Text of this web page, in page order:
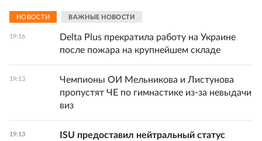
НОВОСТИ ВАЖНЫЕ НОВОСТИ
19:16
Delta Plus прекратила работу на Украине
после пожара на крупнейшем складе
19:13
Чемпионы ОИ Мельникова и Листунова
пропустят ЧЕ по гимнастике из-за невыдачи
виз
19:13
ISU предоставил нейтральный статус